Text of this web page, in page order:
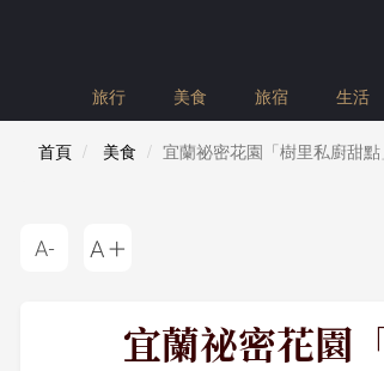
旅行 美食 旅宿 生活
首頁 美食 宜蘭祕密花園「樹里私廚甜
宜蘭祕密花園